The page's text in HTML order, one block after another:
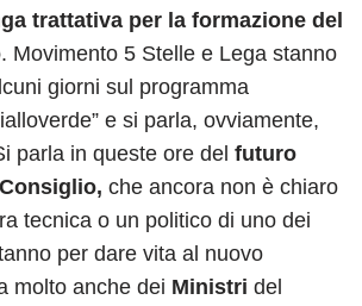
trattativa per la formazione del
. Movimento 5 Stelle e Lega stanno
giorni sul programma
e si parla, ovviamente,
parla in queste ore del futuro
che ancora non è chiaro
tecnica o un politico di uno dei
per dare vita al nuovo
molto anche dei Ministri del